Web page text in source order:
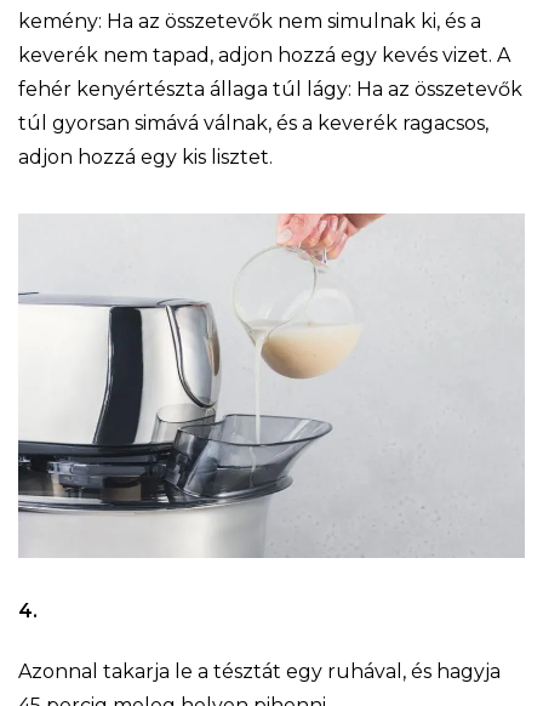
kemény: Ha az összetevők nem simulnak ki, és a
keverék nem tapad, adjon hozzá egy kevés vizet. A
fehér kenyértészta állaga túl lágy: Ha az összetevők
túl gyorsan simává válnak, és a keverék ragacsos,
adjon hozzá egy kis lisztet.
4.
Azonnal takarja le a tésztát egy ruhával, és hagyja